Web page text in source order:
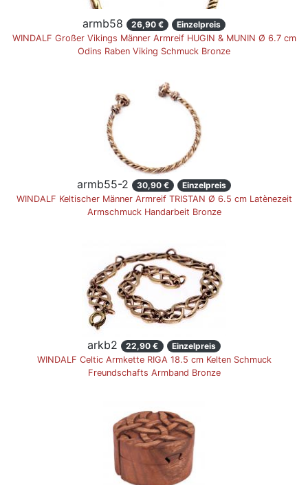
armb58 26,90 €
Einzelpreis
WINDALF Großer Vikings Männer Armreif HUGIN & MUNIN Ø 6.7 cm
Odins Raben Viking Schmuck Bronze
armb55-2 30,90 €
Einzelpreis
WINDALF Keltischer Männer Armreif TRISTAN Ø 6.5 cm Latènezeit
Armschmuck Handarbeit Bronze
arkb2 22,90 €
Einzelpreis
WINDALF Celtic Armkette RIGA 18.5 cm Kelten Schmuck
Freundschafts Armband Bronze